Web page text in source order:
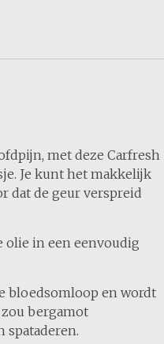
met deze Carfresh
Je kunt het makkelijk
dat de geur verspreid
in een eenvoudig
bloedsomloop en wordt
bergamot
spataderen.